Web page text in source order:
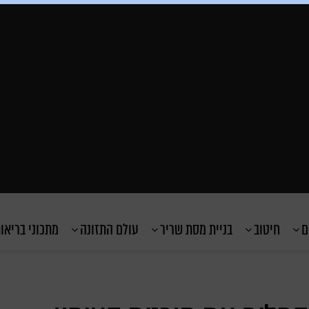
חיטוב בניית מסת שריר עולם התזונה מתכוני